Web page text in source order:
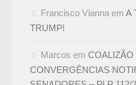
Francisco Vianna em A
TRUMP!
Marcos em COALIZÃO
CONVERGÊNCIAS